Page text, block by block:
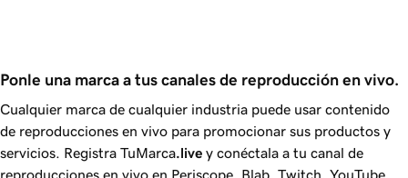
Ponle una marca a tus canales de reproducción en vivo.
Cualquier marca de cualquier industria puede usar contenido
de reproducciones en vivo para promocionar sus productos y
servicios. Registra TuMarca.live y conéctala a tu canal de
reproducciones en vivo en Periscope, Blab, Twitch, YouTube,